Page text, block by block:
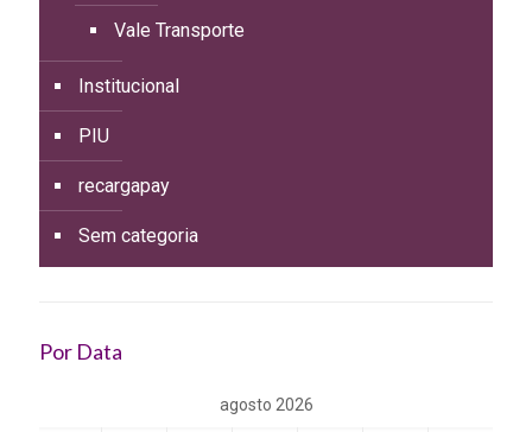
Vale Transporte
Institucional
PIU
recargapay
Sem categoria
Por Data
agosto 2026